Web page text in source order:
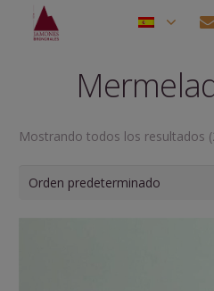
Mostrando todos los resultados